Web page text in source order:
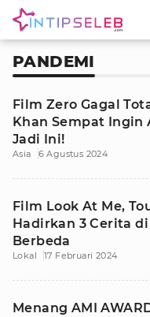
PANDEMI
Film Zero Gagal
Khan Sempat Ingin
Jadi Ini!
Asia 6 Agustus 2024
Film Look At Me,
Hadirkan 3 Cerita di
Berbeda
Lokal 17 Februari 2024
Menang AMI